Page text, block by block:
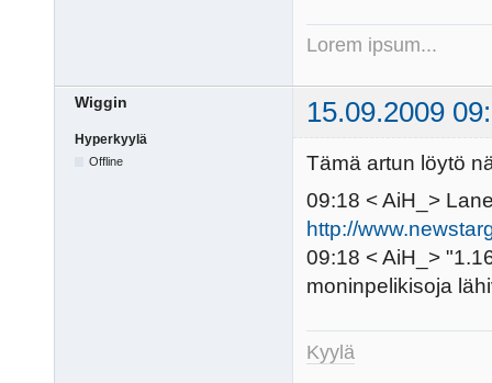
Lorem ipsum...
Wiggin 15.09.2009
Hyperkyylä
Offline
Tämä artun löytö
09:18 < AiH_>
http://
09:18 < AiH_>
moninpelikisoja
Kyylä